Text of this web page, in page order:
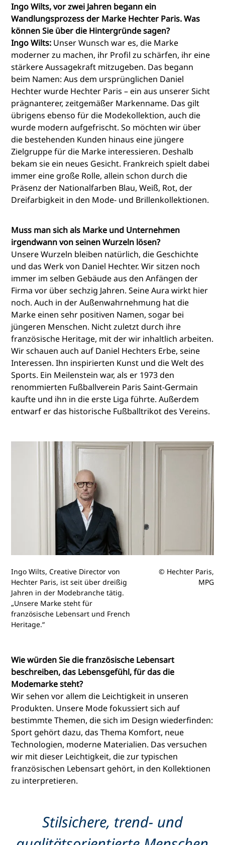
Ingo Wilts, vor zwei Jahren begann ein
Wandlungsprozess der Marke Hechter Paris. Was
können Sie über die Hintergründe sagen?
Ingo Wilts: Unser Wunsch war es, die Marke
moderner zu machen, ihr Profil zu schärfen, ihr eine
stärkere Aussagekraft mitzugeben. Das begann
beim Namen: Aus dem ursprünglichen Daniel
Hechter wurde Hechter Paris – ein aus unserer Sicht
prägnanterer, zeitgemäßer Markenname. Das gilt
übrigens ebenso für die Modekollektion, auch die
wurde modern aufgefrischt. So möchten wir über
die bestehenden Kunden hinaus eine jüngere
Zielgruppe für die Marke interessieren. Deshalb
bekam sie ein neues Gesicht. Frankreich spielt dabei
immer eine große Rolle, allein schon durch die
Präsenz der Nationalfarben Blau, Weiß, Rot, der
Dreifarbigkeit in den Mode- und Brillenkollektionen.
Muss man sich als Marke und Unternehmen
irgendwann von seinen Wurzeln lösen?
Unsere Wurzeln bleiben natürlich, die Geschichte
und das Werk von Daniel Hechter. Wir sitzen noch
immer im selben Gebäude aus den Anfängen der
Firma vor über sechzig Jahren. Seine Aura wirkt hier
noch. Auch in der Außenwahrnehmung hat die
Marke einen sehr positiven Namen, sogar bei
jüngeren Menschen. Nicht zuletzt durch ihre
französische Heritage, mit der wir inhaltlich arbeiten.
Wir schauen auch auf Daniel Hechters Erbe, seine
Interessen. Ihn inspirierten Kunst und die Welt des
Sports. Ein Meilenstein war, als er 1973 den
renommierten Fußballverein Paris Saint-Germain
kaufte und ihn in die erste Liga führte. Außerdem
entwarf er das historische Fußballtrikot des Vereins.
Ingo Wilts, Creative Director von
Hechter Paris, ist seit über dreißig
Jahren in der Modebranche tätig.
„Unsere Marke steht für
französische Lebensart und French
Heritage.“
© Hechter Paris,
MPG
Wie würden Sie die französische Lebensart
beschreiben, das Lebensgefühl, für das die
Modemarke steht?
Wir sehen vor allem die Leichtigkeit in unseren
Produkten. Unsere Mode fokussiert sich auf
bestimmte Themen, die sich im Design wiederfinden:
Sport gehört dazu, das Thema Komfort, neue
Technologien, moderne Materialien. Das versuchen
wir mit dieser Leichtigkeit, die zur typischen
französischen Lebensart gehört, in den Kollektionen
zu interpretieren.
Stilsichere, trend- und